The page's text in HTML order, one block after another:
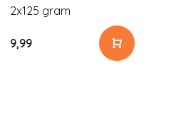
2x125 gram
9,99